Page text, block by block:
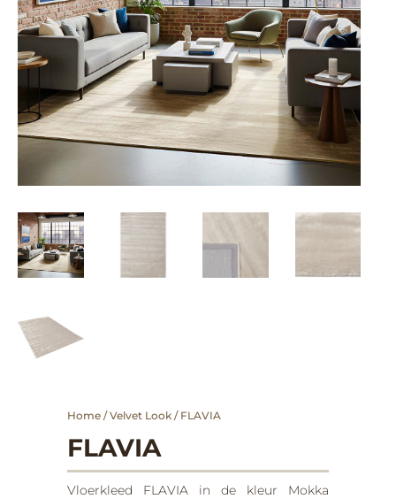
Home /Velvet Look / FLAVIA
FLAVIA
Vloerkleed FLAVIA in de kleur Mokka